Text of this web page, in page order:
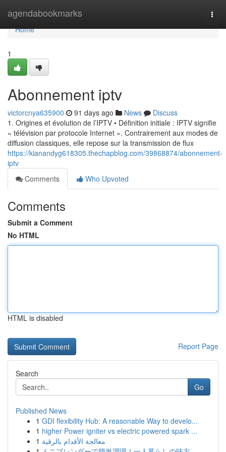
agendabookmarks
Home
Home
1
Abonnement iptv
victorcnya635900 91 days ago News
Discuss
1. Origines et évolution de l’IPTV • Définition initiale : IPTV signifie
« télévision par protocole Internet ». Contrairement aux modes de
diffusion classiques, elle repose sur la transmission de flux
https://kianandyg618305.thechapblog.com/39868874/abonnement-
iptv
Comments
Who Upvoted
Comments
Submit a Comment
No HTML
HTML is disabled
Report Page
Search
Go
Published News
1 GDI flexibility Hub: A reasonable Way to develo...
1 higher Power igniter vs electric powered spark ...
1 معالجة الأقدام بالرقية